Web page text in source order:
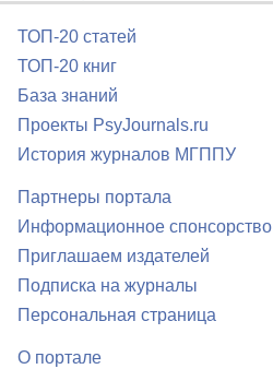
ТОП-20 статей
ТОП-20 книг
База знаний
Проекты PsyJournals.ru
История журналов МГППУ
Партнеры портала
Информационное спонсорство
Приглашаем издателей
Подписка на журналы
Персональная страница
О портале